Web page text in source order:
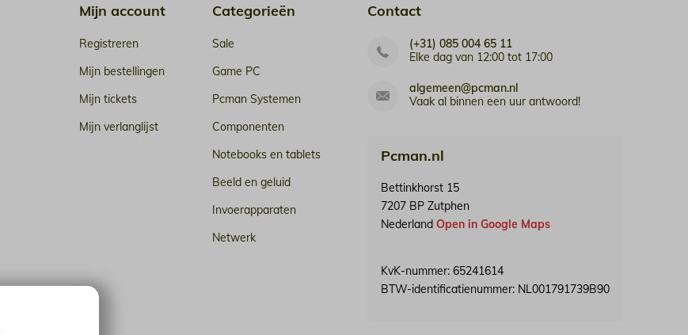
Mijn account
Registreren
Mijn bestellingen
Mijn tickets
Mijn verlanglijst
Categorieën
Sale
Game PC
Pcman Systemen
Componenten
Notebooks en tablets
Beeld en geluid
Invoerapparaten
Netwerk
Contact
(+31) 085 004 65 11
Elke dag van 12:00 tot 17:00
algemeen@pcman.nl
Vaak al binnen een uur antwoord!
Pcman.nl
Bettinkhorst 15
7207 BP Zutphen
Nederland Open in Google Maps
KvK-nummer: 65241614
BTW-identificatienummer: NL001791739B90